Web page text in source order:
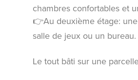
chambres confortables et
👉Au deuxième étage:
salle de jeux ou un bureau.
Le tout bâti sur une